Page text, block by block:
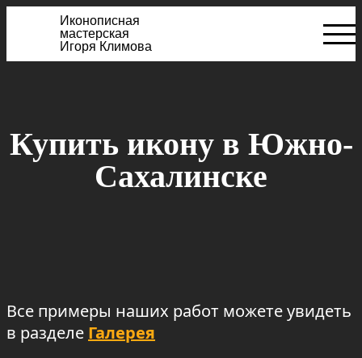
Иконописная
мастерская
Игоря Климова
Купить икону в Южно-
Сахалинске
Все примеры наших работ можете увидеть
в разделе Галерея